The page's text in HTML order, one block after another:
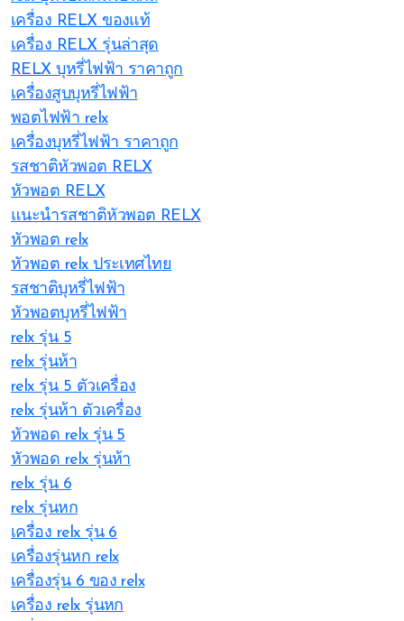
เครื่อง RELX ของแท้
เครื่อง RELX รุ่นล่าสุด
RELX บุหรี่ไฟฟ้า ราคาถูก
เครื่องสูบบุหรี่ไฟฟ้า
พอตไฟฟ้า relx
เครื่องบุหรี่ไฟฟ้า ราคาถูก
รสชาติหัวพอต RELX
หัวพอต RELX
แนะนำรสชาติหัวพอต RELX
หัวพอต relx
หัวพอต relx ประเทศไทย
รสชาติบุหรี่ไฟฟ้า
หัวพอตบุหรี่ไฟฟ้า
relx รุ่น 5
relx รุ่นห้า
relx รุ่น 5 ตัวเครื่อง
relx รุ่นห้า ตัวเครื่อง
หัวพอด relx รุ่น 5
หัวพอด relx รุ่นห้า
relx รุ่น 6
relx รุ่นหก
เครื่อง relx รุ่น 6
เครื่องรุ่นหก relx
เครื่องรุ่น 6 ของ relx
เครื่อง relx รุ่นหก